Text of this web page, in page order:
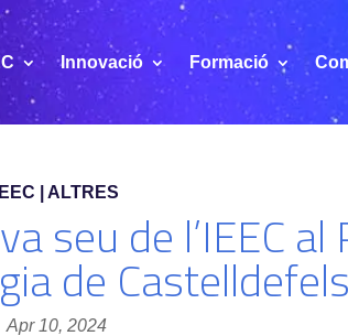
Innovació Formació
IEEC | ALTRES
seu de l’IEEC
de Castelldefels
Apr 10, 2024